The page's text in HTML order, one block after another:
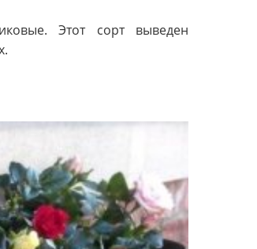
Этот сорт выведен